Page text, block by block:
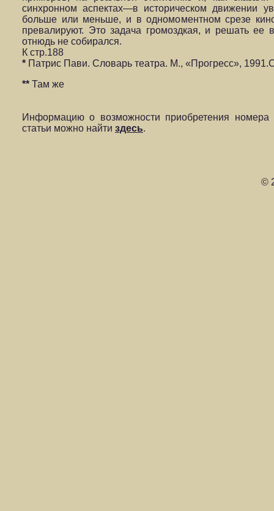
синхронном аспектах—в историческом движении
больше или меньше, и в одномоментном срезе
превалируют. Это задача громоздкая, и решать ее
отнюдь не собирался.
К стр.188
* Патрис Пави. Словарь театра. М., «Прогресс»,
** Там же
Информацию о возможности приобретения
статьи можно найти здесь.
©